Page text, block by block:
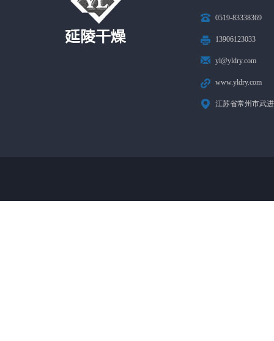
0519-83338369
13906123033
yl@yldry.com
www.yldry.com
江苏省常州市武